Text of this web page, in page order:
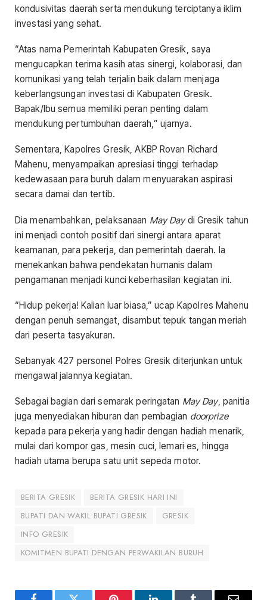
kondusivitas daerah serta mendukung terciptanya iklim
investasi yang sehat.
“Atas nama Pemerintah Kabupaten Gresik, saya
mengucapkan terima kasih atas sinergi, kolaborasi, dan
komunikasi yang telah terjalin baik dalam menjaga
keberlangsungan investasi di Kabupaten Gresik.
Bapak/Ibu semua memiliki peran penting dalam
mendukung pertumbuhan daerah,” ujarnya.
Sementara, Kapolres Gresik, AKBP Rovan Richard
Mahenu, menyampaikan apresiasi tinggi terhadap
kedewasaan para buruh dalam menyuarakan aspirasi
secara damai dan tertib.
Dia menambahkan, pelaksanaan May Daydi Gresik tahun
ini menjadi contoh positif dari sinergi antara aparat
keamanan, para pekerja, dan pemerintah daerah. Ia
menekankan bahwa pendekatan humanis dalam
pengamanan menjadi kunci keberhasilan kegiatan ini.
“Hidup pekerja! Kalian luar biasa,” ucap Kapolres Mahenu
dengan penuh semangat, disambut tepuk tangan meriah
dari peserta tasyakuran.
Sebanyak 427 personel Polres Gresik diterjunkan untuk
mengawal jalannya kegiatan.
Sebagai bagian dari semarak peringatan May Day, panitia
juga menyediakan hiburan dan pembagian doorprize
kepada para pekerja yang hadir dengan hadiah menarik,
mulai dari kompor gas, mesin cuci, lemari es, hingga
hadiah utama berupa satu unit sepeda motor.
BERITA GRESIK
BERITA GRESIK HARI INI
BUPATI DAN WAKIL BUPATI GRESIK
GRESIK
INFO GRESIK
KOMITMEN BUPATI DENGAN PERWAKILAN BURUH